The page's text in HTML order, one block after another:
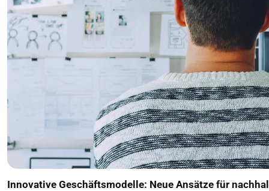
Innovative Geschäftsmodelle: Neue Ansätze für